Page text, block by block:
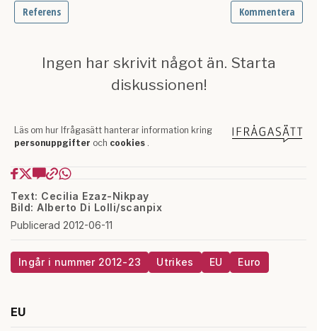
Text: Cecilia Ezaz-Nikpay
Bild: Alberto Di Lolli/scanpix
Publicerad 2012-06-11
Ingår i nummer 2012-23 Utrikes EU Euro
EU